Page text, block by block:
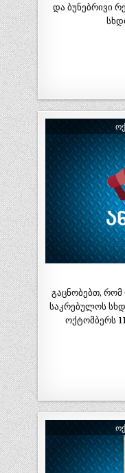
და ბუნებრივი
გაცნობებთ, რომ
საკრებულოს
ოქტომბერს